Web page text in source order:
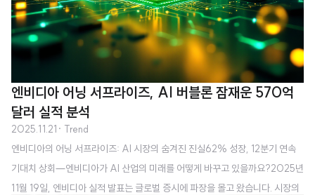
엔비디아 어닝 서프라이즈, AI 버블론 잠재운 570억
달러 실적 분석
2025.11.21 · Trend
엔비디아의 어닝 서프라이즈: AI 시장의 숨겨진 진실62% 성장, 12분기 연속
기대치 상회—엔비디아가 AI 산업의 미래를 어떻게 바꾸고 있을까요?2025년
11월 19일, 엔비디아 실적 발표는 글로벌 증시에 파장을 몰고 왔습니다. 시장의